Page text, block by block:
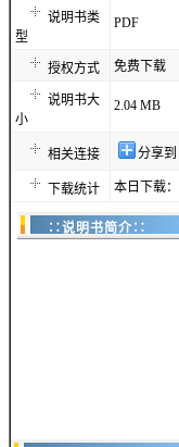
说明书类
型
PDF
授权方式 免费下载
说明书大
小
2.04 MB
相关连接 分享
下载统计 本日下载
∷说明书简介∷